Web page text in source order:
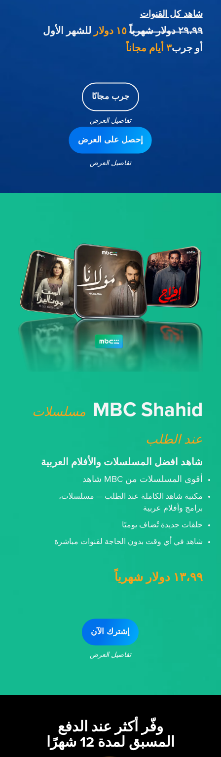
شاهد كل القنوات
٢٩،٩٩ دولار شهرياً ١٥ دولار
للشهر الأول
أو جرب٣ أيام مجاناً
جرب مجانًا
تفاصيل العرض
إحصل على العرض
تفاصيل العرض
MBC Shahid مسلسلات
عند الطلب
شاهد افضل المسلسلات والأفلام العربية
أقوى المسلسلات من MBC شاهد
مكتبة شاهد الكاملة عند الطلب — مسلسلات،
برامج وأفلام عربية
حلقات جديدة تُضاف يوميًا
شاهد في أي وقت بدون الحاجة لقنوات مباشرة
١٣،٩٩ دولار شهرياً
إشترك الآن
تفاصيل العرض
وفّر أكثر عند الدفع
المسبق لمدة 12 شهرًا